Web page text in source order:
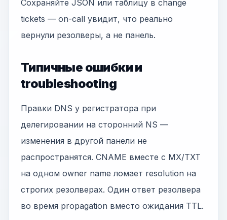
Сохраняйте JSON или таблицу в change
tickets — on-call увидит, что реально
вернули резолверы, а не панель.
Типичные ошибки и
troubleshooting
Правки DNS у регистратора при
делегировании на сторонний NS —
изменения в другой панели не
распространятся. CNAME вместе с MX/TXT
на одном owner name ломает resolution на
строгих резолверах. Один ответ резолвера
во время propagation вместо ожидания TTL.